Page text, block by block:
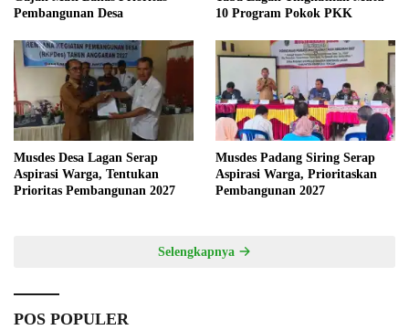
Pembangunan Desa
10 Program Pokok PKK
Musdes Desa Lagan Serap
Aspirasi Warga, Tentukan
Prioritas Pembangunan 2027
Musdes Padang Siring Serap
Aspirasi Warga, Prioritaskan
Pembangunan 2027
Selengkapnya
POS POPULER